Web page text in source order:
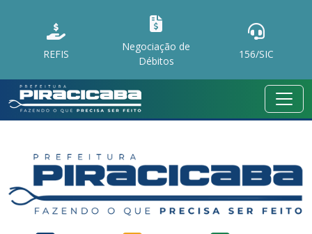
REFIS
Negociação de
Débitos
156/SIC